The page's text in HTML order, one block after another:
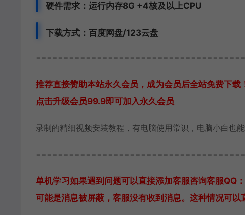
硬件需求：运行内存8G +4核及以上CPU
下载方式： 百度网盘/123云盘
推荐直接赞助本站永久会员，成为会员后全站免费下
点击升级会员99.9即可加入永久会员
录制的精细视频安装教程，有电脑使用常识，电脑小白也能
单机学习如果遇到问题可以直接添加客服咨询客服QQ
可能是消息被屏蔽，客服没有收到消息。这种情况可